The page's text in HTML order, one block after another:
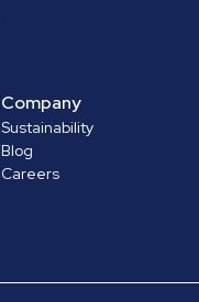
Company
Sustainability
Blog
Careers